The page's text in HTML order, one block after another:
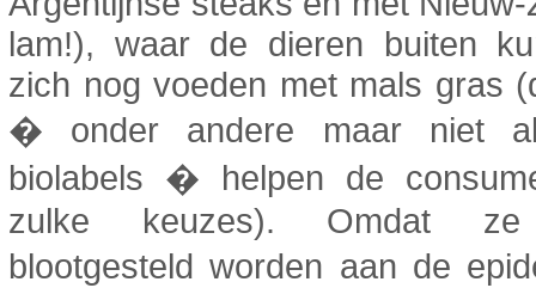
lam!), waar de dieren buiten
zich nog voeden met mals gras
� onder andere maar niet
biolabels � helpen de
zulke keuzes). Omdat ze
blootgesteld worden aan de